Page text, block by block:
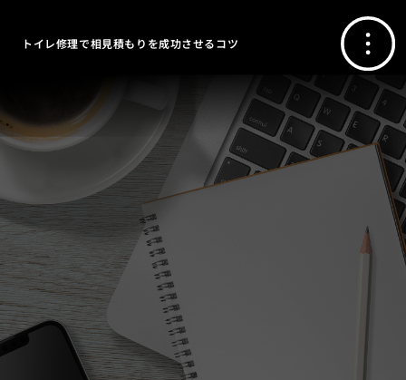
トイレ修理で相見積もりを成功させるコツ